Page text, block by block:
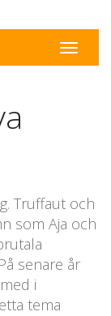
Toggle
Truffaut och
som Aja och
senare år
i
tema